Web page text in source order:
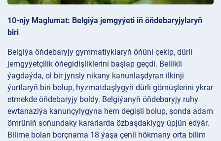
10-njy Maglumat: Belgiýa jemgyýeti iň öňdebaryjylaryň
biri
Belgiýa öňdebaryjy gymmatlyklaryň öňüni çekip, dürli
jemgyýetçilik öňegidişliklerini başlap geçdi. Bellikli
ýagdaýda, ol bir jynsly nikany kanunlaşdyran ilkinji
ýurtlaryň biri bolup, hyzmatdaşlygyň dürli görnüşlerini ykrar
etmekde öňdebaryjy boldy. Belgiýanyň öňdebaryjy ruhy
ewtanaziýa kanunçylygyna hem degişli bolup, şonda adam
ömrüniň soňundaky kararlarda özbaşdaklygy üpjün edýär.
Bilime bolan borçnama 18 ýaşa çenli hökmany orta bilim